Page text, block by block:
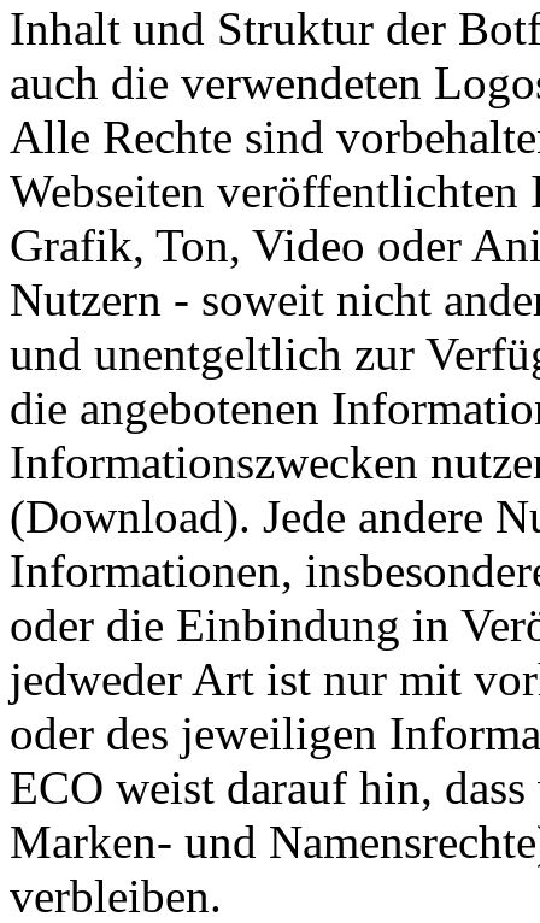
Inhalt und Struktur der
auch die verwendeten
Alle Rechte sind
Webseiten
Grafik, Ton, Video oder
Nutzern - soweit nicht
und unentgeltlich zur
die angebotenen
Informationszwecken
(Download). Jede andere
Informationen,
oder die Einbindung in
jedweder Art ist nur mit
oder des jeweiligen
ECO weist darauf hin,
Marken- und
verbleiben.